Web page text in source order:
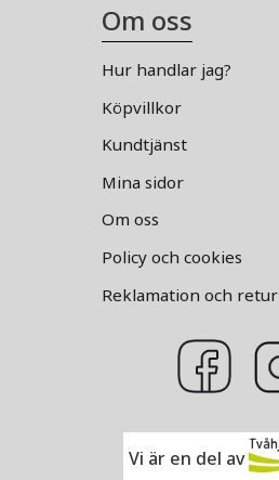
Om oss
Hur handlar jag?
Köpvillkor
Kundtjänst
Mina sidor
Om oss
Policy och cookies
Reklamation och retur
Vi är en del av